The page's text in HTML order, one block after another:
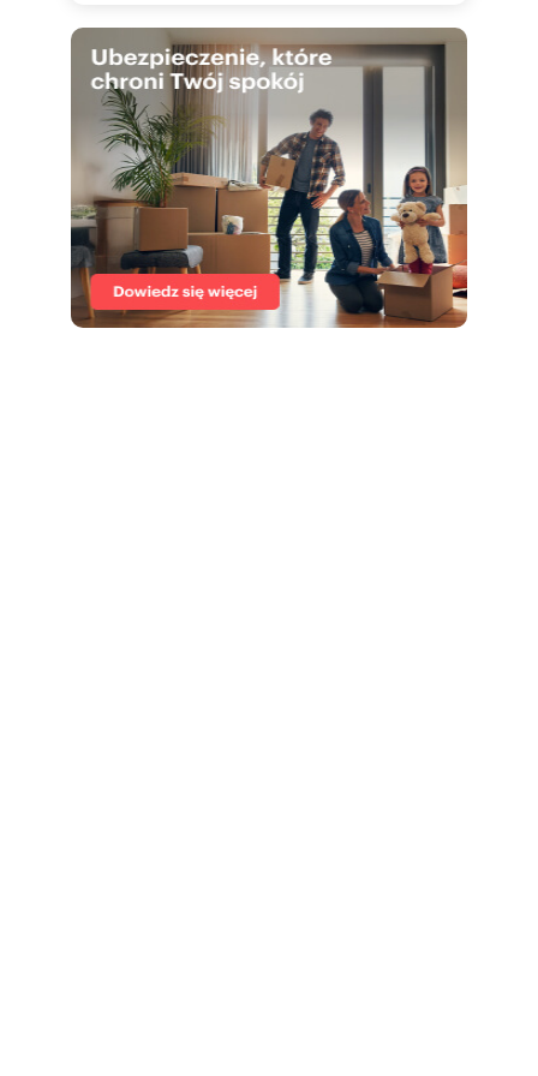
rental management.
Interested? Ask the property manager for
details.
Dębowa 45 Sales Office:
Phone: [
577 pokaż telefon
E-mail: [
biurosprz
skontaktuj się
Website: [www:debowa45.pl]
Looking for a safe haven for your capital? Invest
in the dynamically developing city of Katowice.
Discover the potential of the Dębowa 45
investment!